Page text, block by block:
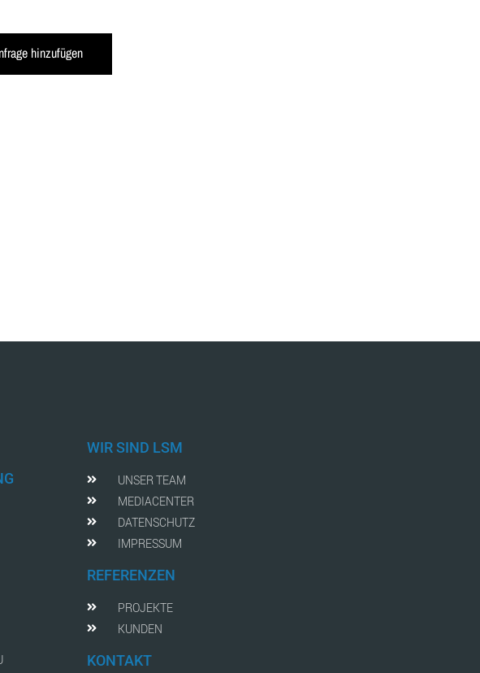
hinzufügen
WIR SIND LSM
UNSER TEAM
MEDIACENTER
DATENSCHUTZ
IMPRESSUM
REFERENZEN
PROJEKTE
KUNDEN
KONTAKT